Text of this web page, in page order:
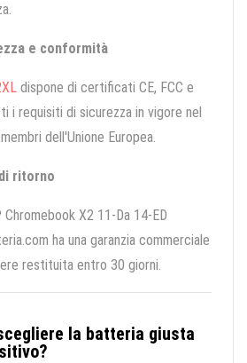
e conformità
dispone di certificati CE, FCC e
i requisiti di sicurezza in vigore nel
dell'Unione Europea.
ritorno
X2 11-Da 14-ED
ha una garanzia commerciale
restituita entro 30 giorni.
la batteria giusta